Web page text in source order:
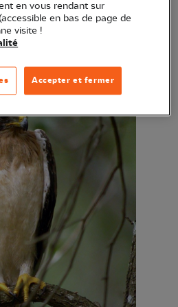
pour le mâle ; 840 à 1250 g
en vous rendant sur
en bas de page de
visite !
Accepter et fermer